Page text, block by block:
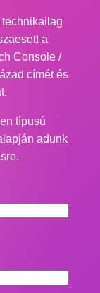
a
Console /
címét és
típusú
adunk